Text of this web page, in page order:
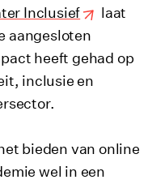
Inclusief
laat
aangesloten
heeft gehad op
inclusie en
bieden van online
wel in een